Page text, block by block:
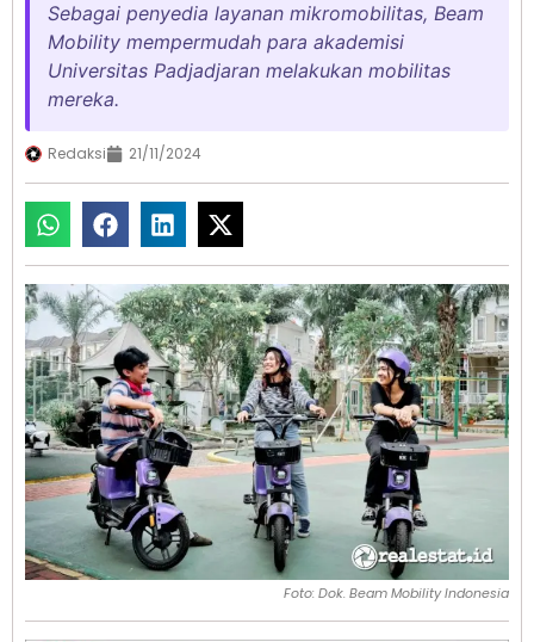
Sebagai penyedia layanan mikromobilitas, Beam
Mobility mempermudah para akademisi
Universitas Padjadjaran melakukan mobilitas
mereka.
Redaksi 21/11/2024
Foto: Dok. Beam Mobility Indonesia